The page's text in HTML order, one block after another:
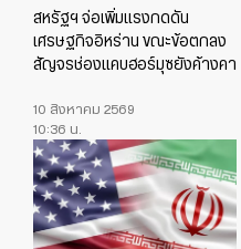
สหรัฐฯ จ่อเพิ่มแรงกดดัน
เศรษฐกิจอิหร่าน ขณะข้อตกลง
สัญจรช่องแคบฮอร์มุซยังค้างคา
10 สิงหาคม 2569
10:36 น.